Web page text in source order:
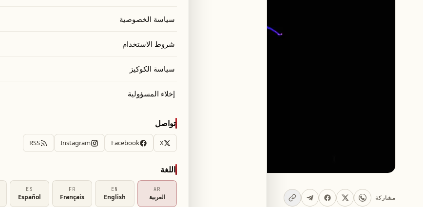
مشاركة
سياسة الخصوصية
شروط الاستخدام
سياسة الكوكيز
إخلاء المسؤولية
تواصل
X
Facebook
Instagram
RSS
اللغة
AR
العربية
EN
English
FR
Français
ES
Español